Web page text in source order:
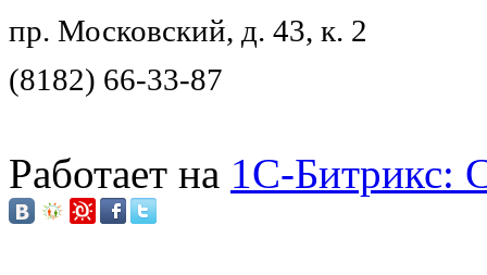
пр. Московский, д. 43, к. 2
(8182) 66-33-87
Работает на 1C-Битрикс: